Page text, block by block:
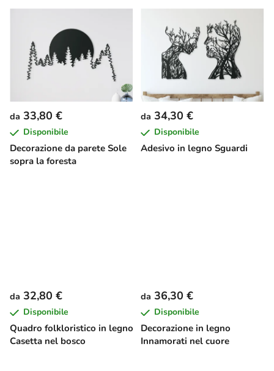
Decorazione da parete Sole
sopra la foresta
da 33,80 €
Disponibile
Adesivo in legno Sguardi
da 34,30 €
Disponibile
Quadro folkloristico in legno
Casetta nel bosco
da 32,80 €
Disponibile
Decorazione in legno
Innamorati nel cuore
da 36,30 €
Disponibile